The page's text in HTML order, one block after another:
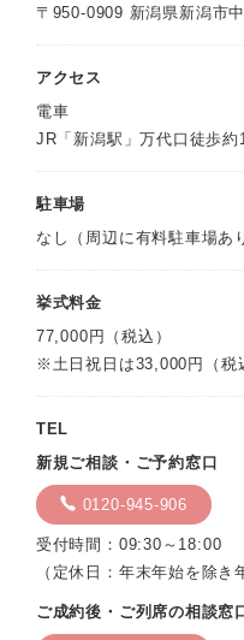
〒950-0909 新潟県新潟市
アクセス
電車
JR「新潟駅」万代口徒歩約
駐車場
なし（周辺に有料駐車場あ
挙式料金
77,000円（税込）
※土日祝日は33,000円（税
TEL
新規ご相談・ご予約窓口
0120-945-906
受付時間：09:30～18:00
（定休日：年末年始を除き
ご成約後・ご列席の相談窓